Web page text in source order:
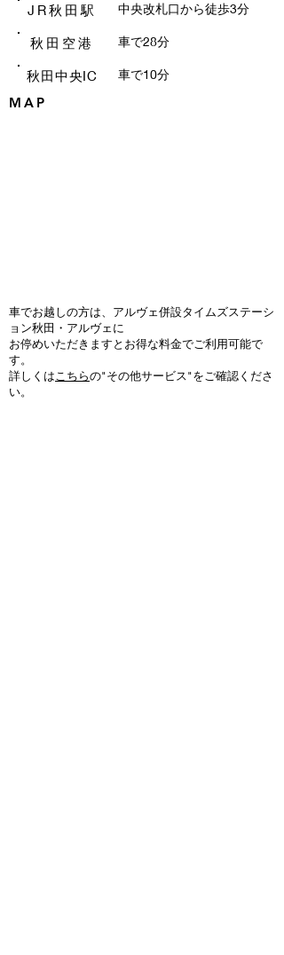
JR秋田駅 ​中央改札口から徒歩3分
秋田空港 ​車で28分
秋田中央IC ​車で10分
MAP
車でお越しの方は、アルヴェ併設タイムズステーシ
ョン秋田・アルヴェに
お停めいただきますとお得な料金でご利用可能で
す。
詳しくは こちらの"その他サービス"をご確認くださ
い。